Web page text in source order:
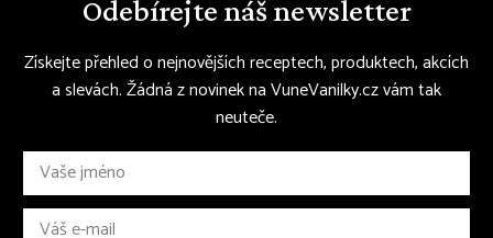
Odebírejte náš newsletter
Získejte přehled o nejnovějších receptech, produktech, akcích
a slevách. Žádná z novinek na VuneVanilky.cz vám tak
neuteče.